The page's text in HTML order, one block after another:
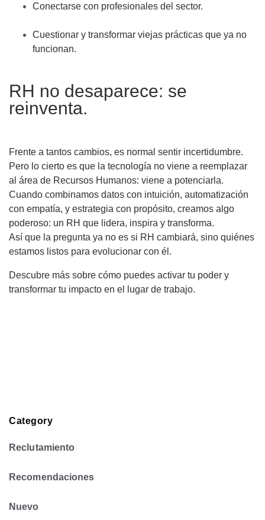
Conectarse con profesionales del sector.
Cuestionar y transformar viejas prácticas que ya no
funcionan.
RH no desaparece: se
reinventa.
Frente a tantos cambios, es normal sentir incertidumbre.
Pero lo cierto es que la tecnología no viene a reemplazar
al área de Recursos Humanos: viene a potenciarla.
Cuando combinamos datos con intuición, automatización
con empatía, y estrategia con propósito, creamos algo
poderoso: un RH que lidera, inspira y transforma.
Así que la pregunta ya no es si RH cambiará, sino quiénes
estamos listos para evolucionar con él.
Descubre más sobre cómo puedes activar tu poder y
transformar tu impacto en el lugar de trabajo.
Category
Reclutamiento
Recomendaciones
Nuevo